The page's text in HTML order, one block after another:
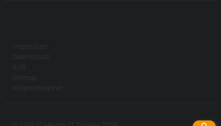
Impressum
Datenschutz
AGB
Sitemap
Ansprechpartner